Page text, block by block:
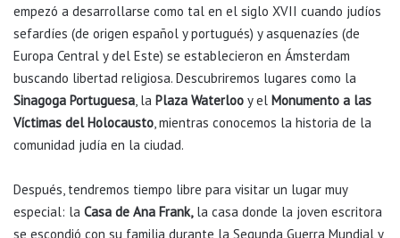
empezó a desarrollarse como tal en el siglo XVII cuando judíos
sefardíes (de origen español y portugués) y asquenazíes (de
Europa Central y del Este) se establecieron en Ámsterdam
buscando libertad religiosa. Descubriremos lugares como la
Sinagoga Portuguesa , la Plaza Waterloo y el Monumento a las
Víctimas del Holocausto , mientras conocemos la historia de la
comunidad judía en la ciudad.
Después, tendremos tiempo libre para visitar un lugar muy
especial: la Casa de Ana Frank,la casa donde la joven escritora
se escondió con su familia durante la Segunda Guerra Mundial y